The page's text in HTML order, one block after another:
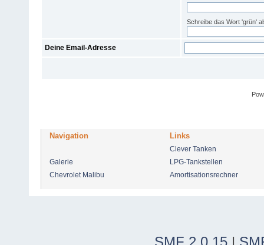
Schreibe das Wort 'grün'
Deine Email-Adresse
Navigation Links
Clever Tanken
Galerie
LPG-Tankstellen
Chevrolet Malibu
Amortisationsrechner
SMF 2.0.15 |